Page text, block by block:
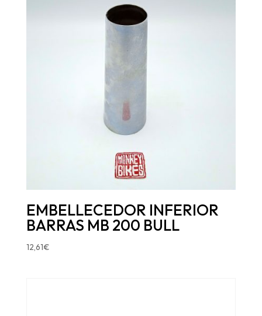
EMBELLECEDOR INFERIOR
BARRAS MB 200 BULL
12,61€